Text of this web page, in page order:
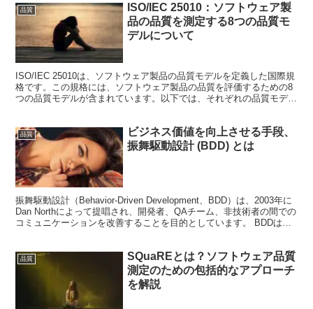
品質
ISO/IEC 25010：ソフトウェア製
品の品質を測定する8つの品質モ
デルについて
ISO/IEC 25010は、ソフトウェア製品の品質モデルを定義した国際規
格です。この規格には、ソフトウェア製品の品質を評価するための8
つの品質モデルが含まれています。以下では、それぞれの品質モデル
品質
ビジネス価値を向上させる手段、
振舞駆動設計 (BDD) とは
振舞駆動設計（Behavior-Driven Development、BDD）は、2003年に
Dan Northによって提唱され、開発者、QAチーム、非技術者の間での
コミュニケーションを改善することを目的としています。 BDDは、
品質
SQuaREとは？ソフトウェア品質
測定のための包括的なアプローチ
を解説